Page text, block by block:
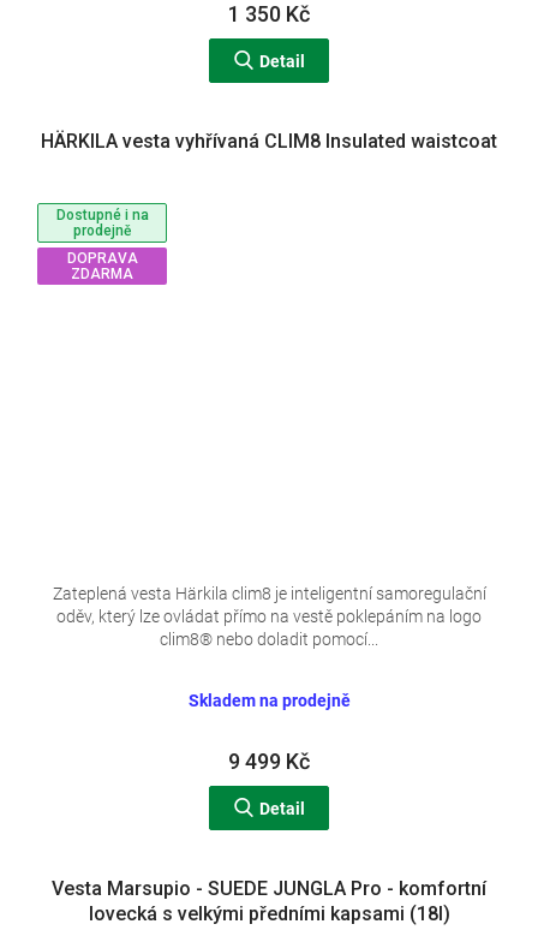
1 350 Kč
Detail
Dostupné i na
prodejně
DOPRAVA
ZDARMA
HÄRKILA vesta vyhřívaná CLIM8 Insulated waistcoat
Skladem na prodejně
9 499 Kč
Detail
Zateplená vesta Härkila clim8 je inteligentní samoregulační
oděv, který lze ovládat přímo na vestě poklepáním na logo
clim8® nebo doladit pomocí...
Vesta Marsupio - SUEDE JUNGLA Pro - komfortní
lovecká s velkými předními kapsami (18l)